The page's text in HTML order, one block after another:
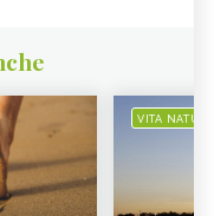
VITA